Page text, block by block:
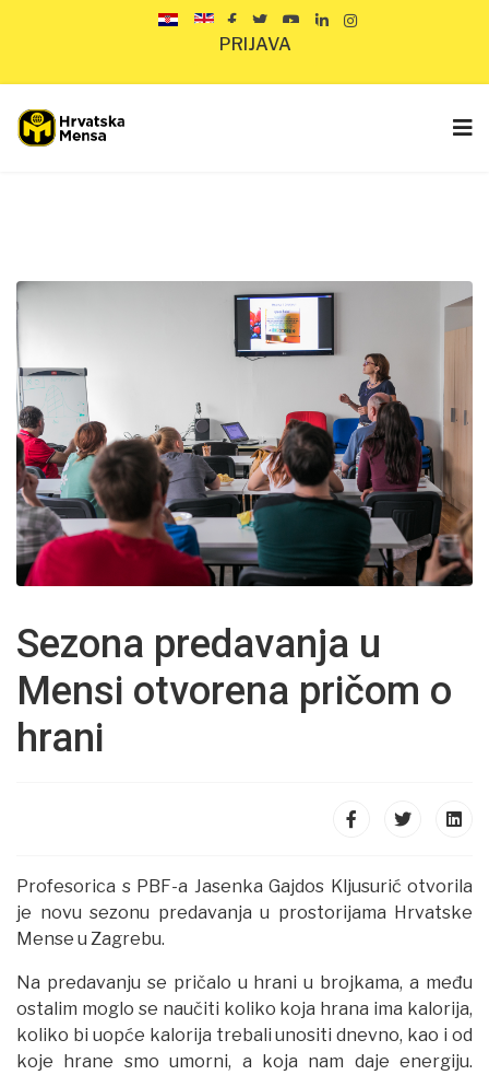
PRIJAVA
Sezona predavanja u
Mensi otvorena pričom o
hrani
Profesorica s PBF-a Jasenka Gajdos Kljusurić otvorila
je novu sezonu predavanja u prostorijama Hrvatske
Mense u Zagrebu.
Na predavanju se pričalo u hrani u brojkama, a među
ostalim moglo se naučiti koliko koja hrana ima kalorija,
koliko bi uopće kalorija trebali unositi dnevno, kao i od
koje hrane smo umorni, a koja nam daje energiju.